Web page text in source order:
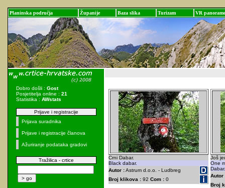
Planinska područja Županije Baza slika Turizam VR panorame
Dobro došli : Gost
Posjetitelja online : 21
Statistika : AWstats
Prijave i registracije
Prijava suradnika
Prijave i registracije članova
Ažuriranje podataka gradovi
Tražilica - crtice
Crni Dabar.
Black dabar.
Autor :Astrum d.o.o. - Ludbreg
Broj klikova : 92 Com : 0
Još
One
Dabar.
Autor
Broj